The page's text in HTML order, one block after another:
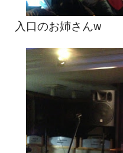
入口のお姉さんw